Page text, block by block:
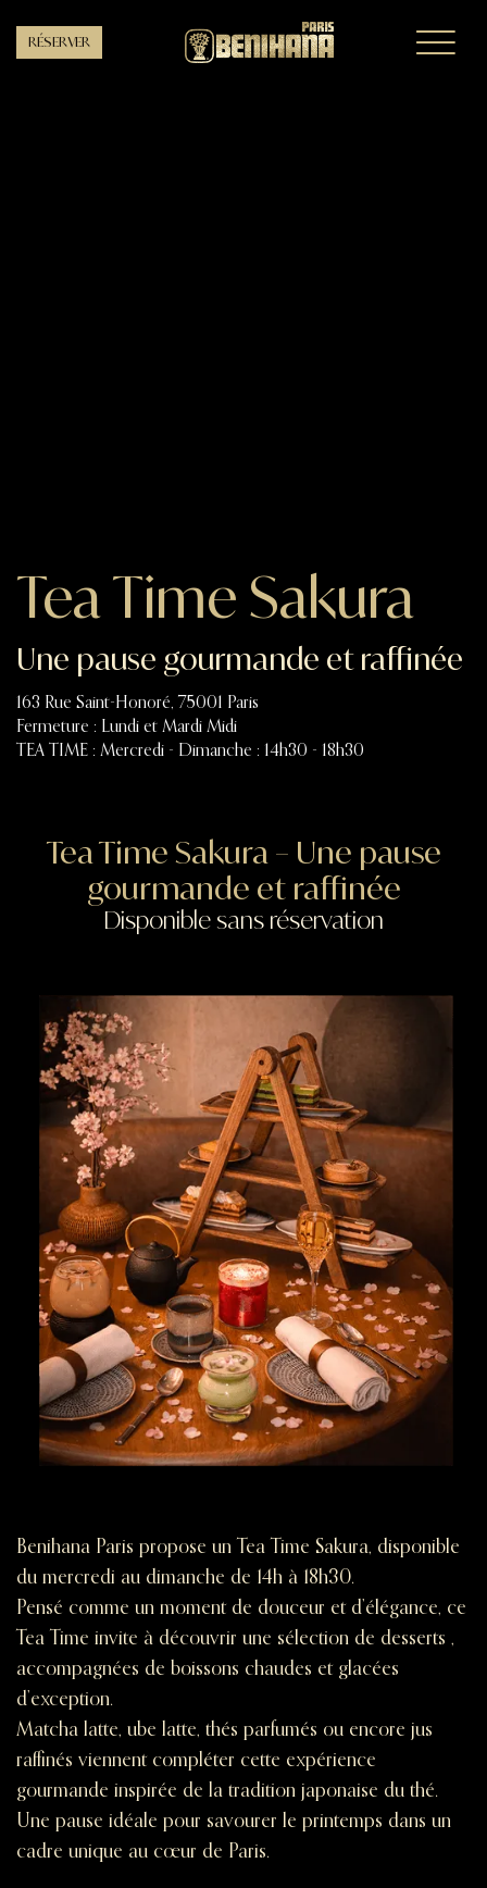
RÉSERVER
Tea Time Sakura
Une pause gourmande et raffinée
163 Rue Saint-Honoré, 75001 Paris
Fermeture : Lundi et Mardi Midi
TEA TIME : Mercredi - Dimanche : 14h30 - 18h30
Tea Time Sakura – Une pause
gourmande et raffinée
Disponible sans réservation
Benihana Paris propose un Tea Time Sakura, disponible
du mercredi au dimanche de 14h à 18h30.
Pensé comme un moment de douceur et d’élégance, ce
Tea Time invite à découvrir une sélection de desserts ,
accompagnées de boissons chaudes et glacées
d’exception.
Matcha latte, ube latte, thés parfumés ou encore jus
raffinés viennent compléter cette expérience
gourmande inspirée de la tradition japonaise du thé.
Une pause idéale pour savourer le printemps dans un
cadre unique au cœur de Paris.